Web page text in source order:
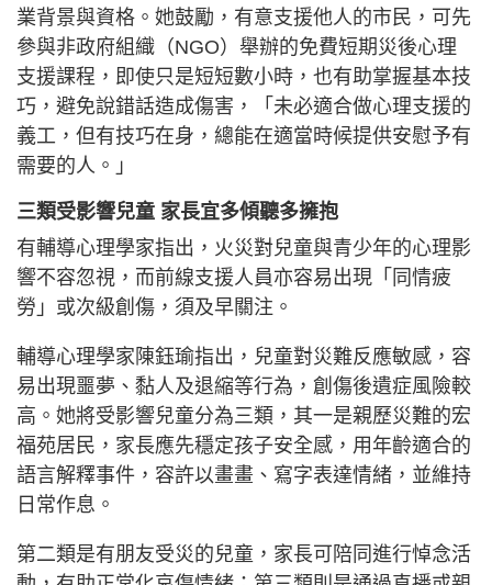
業背景與資格。她鼓勵，有意支援他人的市民，可先
參與非政府組織（NGO）舉辦的免費短期災後心理
支援課程，即使只是短短數小時，也有助掌握基本技
巧，避免說錯話造成傷害，「未必適合做心理支援的
義工，但有技巧在身，總能在適當時候提供安慰予有
需要的人。」
三類受影響兒童 家長宜多傾聽多擁抱
有輔導心理學家指出，火災對兒童與青少年的心理影
響不容忽視，而前線支援人員亦容易出現「同情疲
勞」或次級創傷，須及早關注。
輔導心理學家陳鈺瑜指出，兒童對災難反應敏感，容
易出現噩夢、黏人及退縮等行為，創傷後遺症風險較
高。她將受影響兒童分為三類，其一是親歷災難的宏
福苑居民，家長應先穩定孩子安全感，用年齡適合的
語言解釋事件，容許以畫畫、寫字表達情緒，並維持
日常作息。
第二類是有朋友受災的兒童，家長可陪同進行悼念活